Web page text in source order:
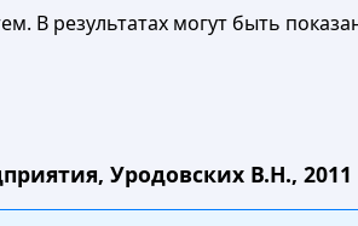
В результатах могут быть
Уродовских В.Н., 2011